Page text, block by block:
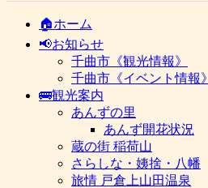
🏠ホーム
📢お知らせ
千曲市《観光情報》
千曲市《イベント情報》
🚌観光案内
あんずの里
あんず開花状況
蔵の街 稲荷山
さらしな・姨捨・八幡
旅情 戸倉上山田温泉